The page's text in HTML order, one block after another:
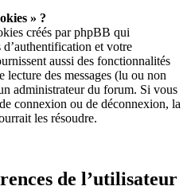
» ?
créés par phpBB qui
d’authentification et votre
aussi des fonctionnalités
lecture des messages (lu ou non
administrateur du forum. Si vous
connexion ou de déconnexion, la
les résoudre.
de l’utilisateur